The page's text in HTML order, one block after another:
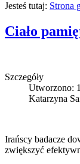
Jesteś tutaj: Strona
Ciało
Szczegóły
Utworzono:
Katarzyna
Irańscy badacze
zwiększyć